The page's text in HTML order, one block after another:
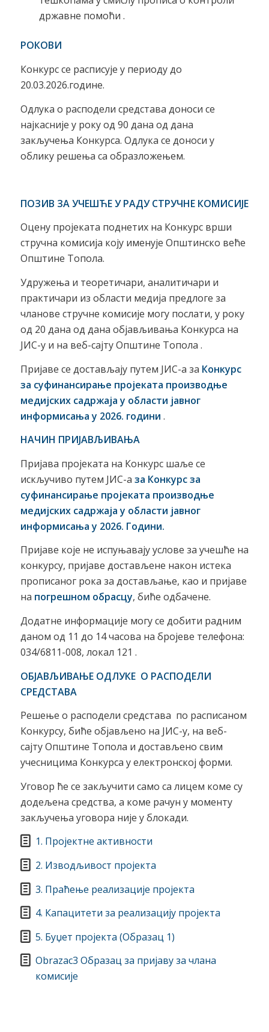
државне помоћи .
РОКОВИ
Конкурс се расписује у периоду до
20.03.2026.године.
Одлука о расподели средстава доноси се
најкасније у року од 90 дана од дана
закључења Конкурса. Одлука се доноси у
облику решења са образложењем.
ПОЗИВ ЗА УЧЕШЋЕ У РАДУ СТРУЧНЕ КОМИСИЈЕ
Оцену пројеката поднетих на Конкурс врши
стручна комисија коју именује Општинско веће
Општине Топола.
Удружења и теоретичари, аналитичари и
практичари из области медија предлоге за
чланове стручне комисије могу послати, у року
од 20 дана од дана објављивања Конкурса на
ЈИС-у и на веб-сајту Општине Топола .
Пријаве се достављају путем ЈИС-а за Конкурс
за суфинансирање проjеката производње
медијских садржаја у области јавног
информисања у 2026. години .
НАЧИН ПРИЈАВЉИВАЊА
Пријава пројеката на Конкурс шаље се
искључиво путем ЈИС-а за Конкурс за
суфинансирање проjеката производње
медијских садржаја у области јавног
информисања у 2026. Години.
Пријаве које не испуњавају услове за учешће на
конкурсу, пријаве достављене након истека
прописаног рока за достављање, као и пријаве
на погрешном обрасцу, биће одбачене.
Додатне информациjе могу се добити радним
даном од 11 до 14 часова на бројеве телефона:
034/6811-008, локал 121 .
ОБЈАВЉИВАЊЕ ОДЛУКЕ О РАСПОДЕЛИ
СРЕДСТАВА
Решење о расподели средстава по расписаном
Конкурсу, биће обjављено на ЈИС-у, на веб-
сајту Општине Топола и достављено свим
учесницима Конкурса у електронској форми.
Уговор ће се закључити само са лицем коме су
додељена средства, а коме рачун у моменту
закључења уговора није у блокади.
1. Пројектне активности
2. Изводљивост пројекта
3. Праћење реализације пројекта
4. Капацитети за реализацију пројекта
5. Буџет пројекта (Образац 1)
Obrazac3 Образац за пријаву за члана
комисије